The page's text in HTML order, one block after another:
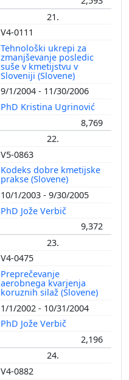
21.
V4-0111
Tehnološki ukrepi za
zmanjševanje posledic
suše v kmetijstvu v
Sloveniji (Slovene)
9/1/2004 - 11/30/2006
PhD Kristina Ugrinović
8,769
22.
V5-0863
Kodeks dobre kmetijske
prakse (Slovene)
10/1/2003 - 9/30/2005
PhD Jože Verbič
9,372
23.
V4-0475
Preprečevanje
aerobnega kvarjenja
koruznih silaž (Slovene)
1/1/2002 - 10/31/2004
PhD Jože Verbič
2,196
24.
V4-0882